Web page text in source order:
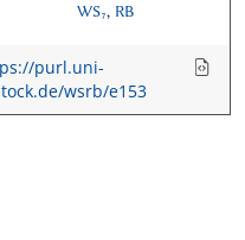
WS₇, RB
purl.uni-
wsrb/e153